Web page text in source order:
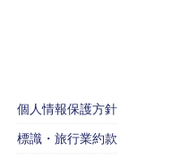
個人情報保護方針
標識・旅行業約款